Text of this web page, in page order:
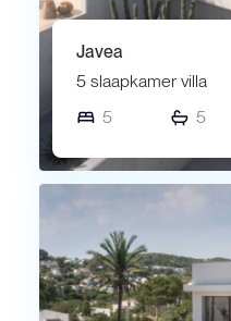
Javea
5 slaapkamer villa
5
5